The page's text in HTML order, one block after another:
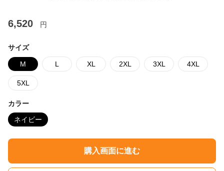
6,520 円
サイズ
M L XL 2XL 3XL 4XL
5XL
カラー
ネイビー
購入画面に進む